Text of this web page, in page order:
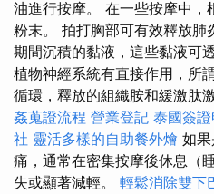
油進行按摩。 在一些按摩中，
粉末。 拍打胸部可有效釋放肺
期間沉積的黏液，這些黏液可
植物神經系統有直接作用，所
循環，釋放的組織胺和緩激肽
姦蒐證流程 營業登記 泰國簽
社 靈活多樣的自助餐外燴 如
痛，通常在密集按摩後休息（
失或顯著減輕。 輕鬆消除雙下